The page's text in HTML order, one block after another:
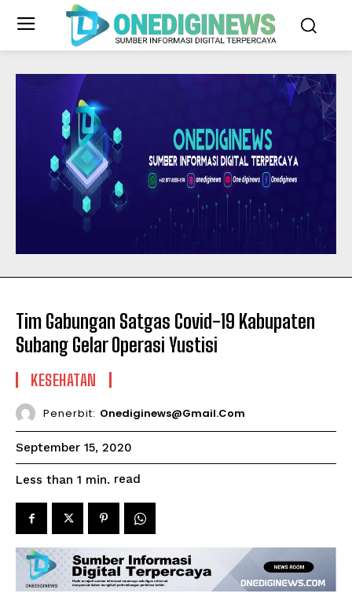
Tim Gabungan Satgas Covid-19 Kabupaten
Subang Gelar Operasi Yustisi
KESEHATAN
Penerbit: Onediginews@gmail.com
September 15, 2020
Less than 1 min. read